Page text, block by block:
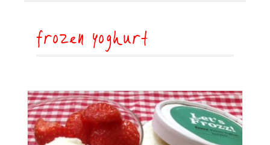
frozen yoghurt